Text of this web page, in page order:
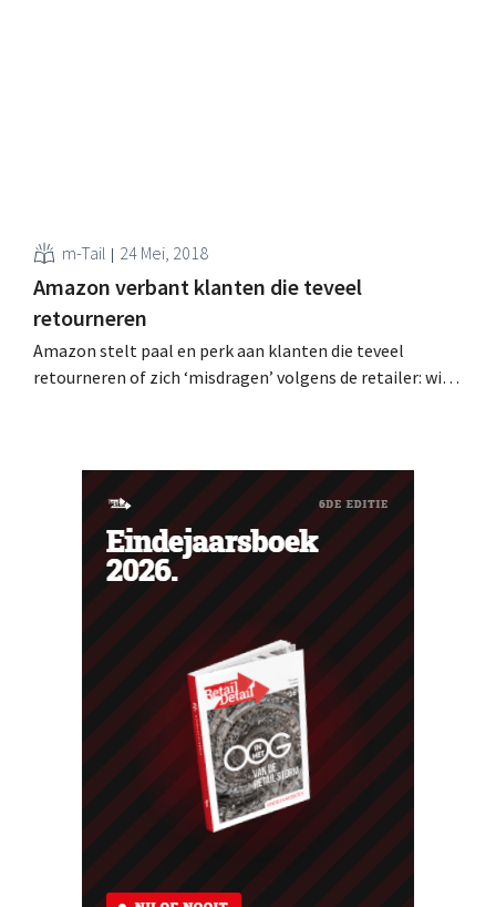
m-Tail 24 Mei, 2018
Amazon verbant klanten die teveel
retourneren
Amazon stelt paal en perk aan klanten die teveel
retourneren of zich ‘misdragen’ volgens de retailer: wie
loopt het...